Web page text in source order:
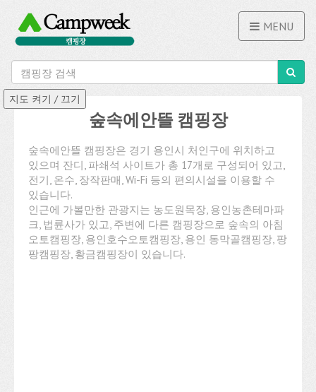
MENU
숲속에안뜰 캠핑장
숲속에안뜰 캠핑장은 경기 용인시 처인구에 위치하고
있으며 잔디, 파쇄석 사이트가 총 17개로 구성되어 있고,
전기, 온수, 장작판매, Wi-Fi 등의 편의시설을 이용할 수
있습니다.
인근에 가볼만한 관광지는 농도원목장, 용인농촌테마파
크, 법륜사가 있고, 주변에 다른 캠핑장으로 숲속의 아침
오토캠핑장, 용인호수오토캠핑장, 용인 동막골캠핑장, 팡
팡캠핑장, 황금캠핑장이 있습니다.